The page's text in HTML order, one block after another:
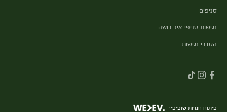
סניפים
נגישות סניפי איב רושה
הסדרי נגישות
פיתוח חנויות שופיפיי